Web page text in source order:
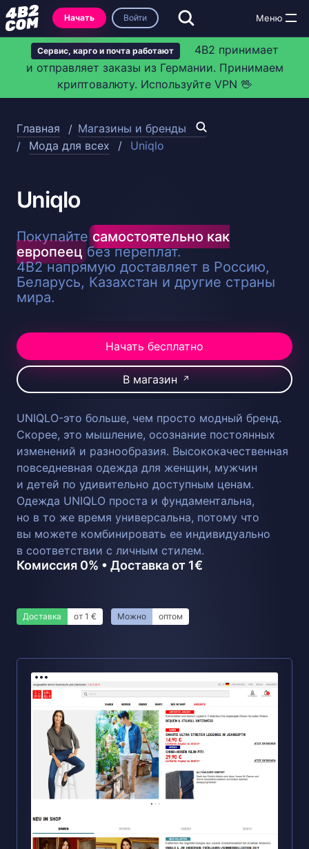
Сервис, карго и почта работают
4B2 принимает
и отправляет заказы из Германии. Принимаем
криптовалюту. Используйте VPN 🖖
Начать Войти
Главная
Магазины и бренды
Мода для всех
Uniqlo
Uniqlo
Покупайтесамостоятельно как
европеец без переплат.
4B2 напрямую доставляет в Россию,
Беларусь, Казахстан и другие страны
мира.
Начать бесплатно
В магазин ↗
UNIQLO-это больше, чем просто модный бренд.
Скорее, это мышление, осознание постоянных
изменений и разнообразия. Высококачественная
повседневная одежда для женщин, мужчин
и детей по удивительно доступным ценам.
Одежда UNIQLO проста и фундаментальна,
но в то же время универсальна, потому что
вы можете комбинировать ее индивидуально
в соответствии с личным стилем.
Комиссия 0% • Доставка от 1€
Доставка от 1 € Можно оптом